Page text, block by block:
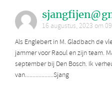
16 augustus, 2023 om
Als Englebert in M. Gladbach de
jammer voor Raoul en zijn team.
september bij Den Bosch. Ik
van...................Sjang